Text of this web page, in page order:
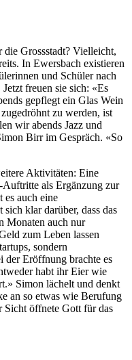
Grossstadt? Vielleicht,
In Ewersbach existieren
und Schüler nach
freuen sie sich: «Es
gepflegt ein Glas Wein
zu werden, ist
wir abends Jazz und
Birr im Gespräch. «So
Aktivitäten: Eine
als Ergänzung zur
es auch eine
klar darüber, dass das
Monaten auch nur
zum Leben lassen
sondern
der Eröffnung brachte es
habt ihr Eier wie
Simon lächelt und denkt
an so etwas wie Berufung
Sicht öffnete Gott für das